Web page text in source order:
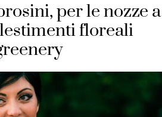
per le nozze a
floreali